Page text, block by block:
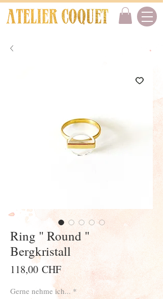
Ring " Round "
Bergkristall
118,00 CHFPreis
Gerne nehme ich... *